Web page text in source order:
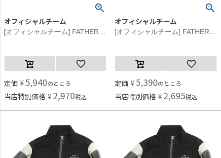
オフィシャルチーム
定価 ¥ 5,940のところ
当店特別価格 ¥ 2,970税込
オフィシャルチーム
定価 ¥ 5,390のところ
当店特別価格 ¥ 2,695税込